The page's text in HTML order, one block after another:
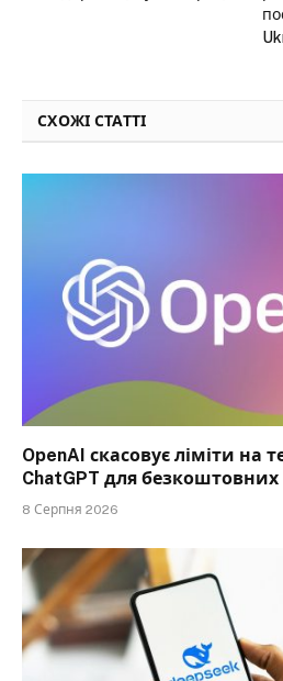
СХОЖІ СТАТТІ
OpenAI скасовує ліміти на
ChatGPT для безкоштовних
8 Серпня 2026